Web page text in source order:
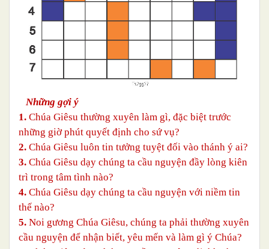
Những gợi ý
1. Chúa Giêsu thường xuyên làm gì, đặc biệt trước
những giờ phút quyết định cho sứ vụ?
2. Chúa Giêsu luôn tin tưởng tuyệt đối vào thánh ý ai?
3. Chúa Giêsu dạy chúng ta cầu nguyện đầy lòng kiên
trì trong tâm tình nào?
4. Chúa Giêsu dạy chúng ta cầu nguyện với niềm tin
thế nào?
5. Noi gương Chúa Giêsu, chúng ta phải thường xuyên
cầu nguyện để nhận biết, yêu mến và làm gì ý Chúa?